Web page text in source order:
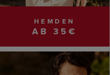
HEMDEN
AB 35€